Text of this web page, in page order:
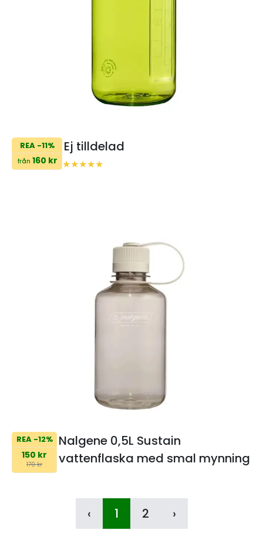
REA -11%
från 160 kr
Ej tilldelad
REA -12%
150 kr
170 kr
Nalgene 0,5L Sustain
vattenflaska med smal mynning
‹ 1 2 ›